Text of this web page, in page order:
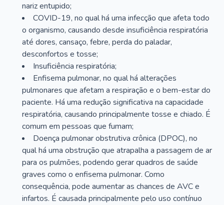
nariz entupido;
COVID-19, no qual há uma infecção que afeta todo
o organismo, causando desde insuficiência respiratória
até dores, cansaço, febre, perda do paladar,
desconfortos e tosse;
Insuficiência respiratória;
Enfisema pulmonar, no qual há alterações
pulmonares que afetam a respiração e o bem-estar do
paciente. Há uma redução significativa na capacidade
respiratória, causando principalmente tosse e chiado. É
comum em pessoas que fumam;
Doença pulmonar obstrutiva crônica (DPOC), no
qual há uma obstrução que atrapalha a passagem de ar
para os pulmões, podendo gerar quadros de saúde
graves como o enfisema pulmonar. Como
consequência, pode aumentar as chances de AVC e
infartos. É causada principalmente pelo uso contínuo